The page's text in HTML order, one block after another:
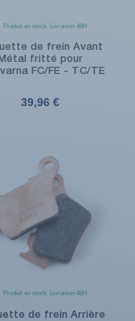
Produit en stock. Livraison 48H
de frein Avant
Métal fritté pour
FC/FE - TC/TE
39,96 €
Produit en stock. Livraison 48H
de frein Arrière